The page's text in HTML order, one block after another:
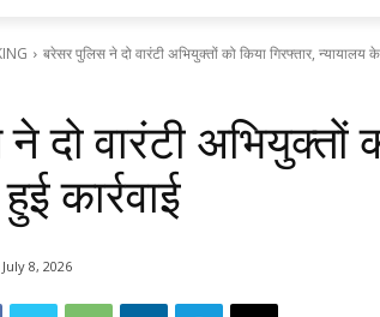
बरेसर पुलिस ने दो वारंटी अभियुक्तों को किया गिरफ्तार,
दो वारंटी अभियुक्तों
कार्रवाई
July 8, 2026